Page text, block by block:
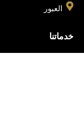
 العبور
خدماتنا